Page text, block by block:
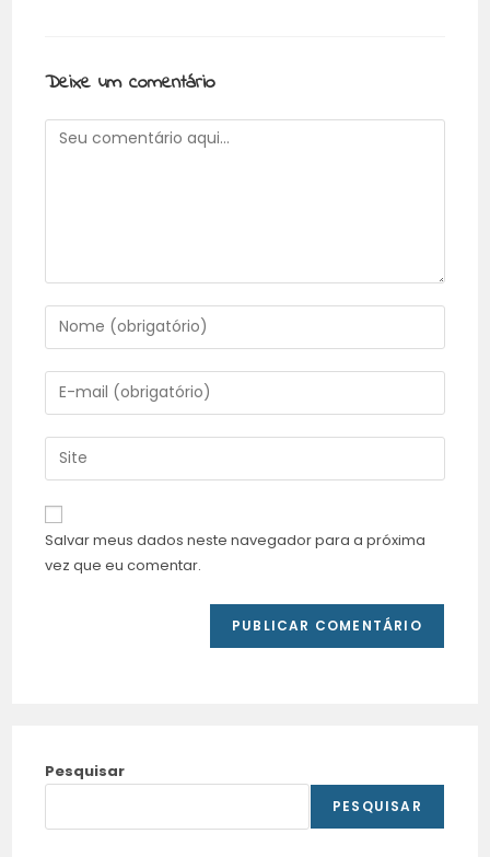
Deixe um comentário
Salvar meus dados neste navegador para a próxima
vez que eu comentar.
Pesquisar
PESQUISAR